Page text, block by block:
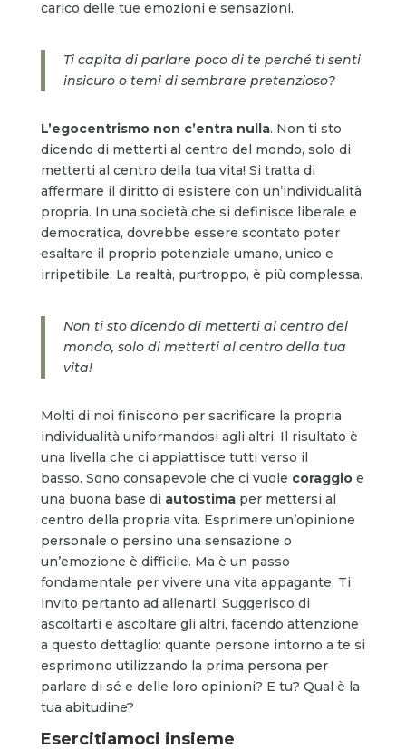
carico delle tue emozioni e sensazioni.
Ti capita di parlare poco di te perché ti senti
insicuro o temi di sembrare pretenzioso?
L’egocentrismo non c’entra nulla. Non ti sto
dicendo di metterti al centro del mondo, solo di
metterti al centro della tua vita! Si tratta di
affermare il diritto di esistere con un’individualità
propria. In una società che si definisce liberale e
democratica, dovrebbe essere scontato poter
esaltare il proprio potenziale umano, unico e
irripetibile. La realtà, purtroppo, è più complessa.
Non ti sto dicendo di metterti al centro del
mondo, solo di metterti al centro della tua
vita!
Molti di noi finiscono per sacrificare la propria
individualità uniformandosi agli altri. Il risultato è
una livella che ci appiattisce tutti verso il
basso. Sono consapevole che ci vuole coraggioe
una buona base di autostimaper mettersi al
centro della propria vita. Esprimere un’opinione
personale o persino una sensazione o
un’emozione è difficile. Ma è un passo
fondamentale per vivere una vita appagante. Ti
invito pertanto ad allenarti. Suggerisco di
ascoltarti e ascoltare gli altri, facendo attenzione
a questo dettaglio: quante persone intorno a te si
esprimono utilizzando la prima persona per
parlare di sé e delle loro opinioni? E tu? Qual è la
tua abitudine?
Esercitiamoci insieme